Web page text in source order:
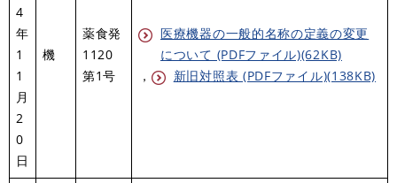
4
年
1
1
月
2
0
日
機
薬食発
1120
第1号
医療機器の一般的名称の定義の変更
について (PDFファイル)(62KB)
，
新旧対照表 (PDFファイル)(138KB)